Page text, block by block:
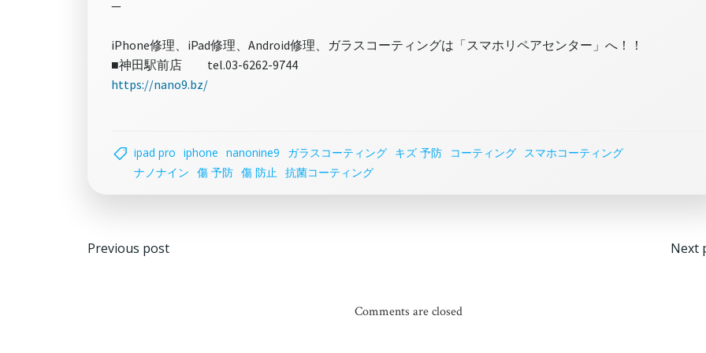
—
iPhone修理、iPad修理、Android修理、ガラスコーティングは「スマホリペアセンター」へ！！
■神田駅前店 tel.03-6262-9744
https://nano9.bz/
ipad pro iphone nanonine9 ガラスコーティング キズ 予防 コーティング スマホコーティング
ナノナイン 傷 予防 傷 防止 抗菌コーティング
投
Previous post
投
Next
Comments are closed